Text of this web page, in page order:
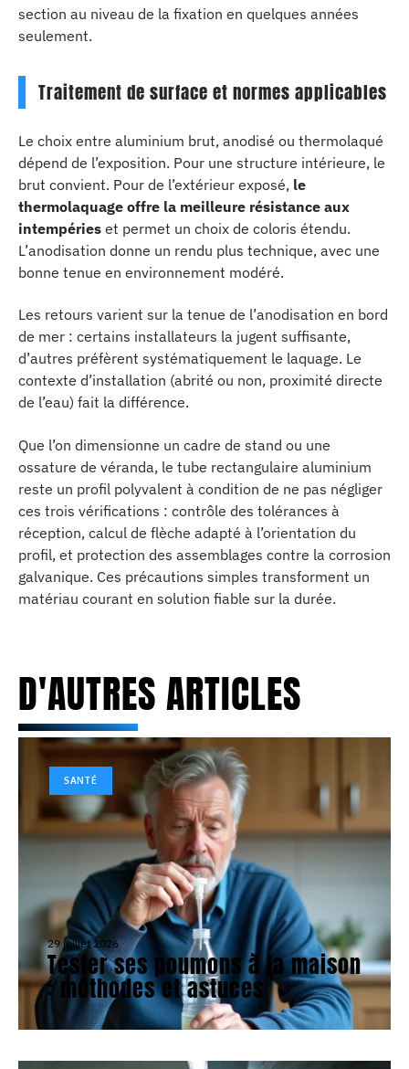
section au niveau de la fixation en quelques années
seulement.
Traitement de surface et normes applicables
Le choix entre aluminium brut, anodisé ou thermolaqué
dépend de l’exposition. Pour une structure intérieure, le
brut convient. Pour de l’extérieur exposé, le
thermolaquage offre la meilleure résistance aux
intempéries et permet un choix de coloris étendu.
L’anodisation donne un rendu plus technique, avec une
bonne tenue en environnement modéré.
Les retours varient sur la tenue de l’anodisation en bord
de mer : certains installateurs la jugent suffisante,
d’autres préfèrent systématiquement le laquage. Le
contexte d’installation (abrité ou non, proximité directe
de l’eau) fait la différence.
Que l’on dimensionne un cadre de stand ou une
ossature de véranda, le tube rectangulaire aluminium
reste un profil polyvalent à condition de ne pas négliger
ces trois vérifications : contrôle des tolérances à
réception, calcul de flèche adapté à l’orientation du
profil, et protection des assemblages contre la corrosion
galvanique. Ces précautions simples transforment un
matériau courant en solution fiable sur la durée.
D'AUTRES ARTICLES
SANTÉ
29 juillet 2026
Tester ses poumons à la maison
: méthodes et astuces